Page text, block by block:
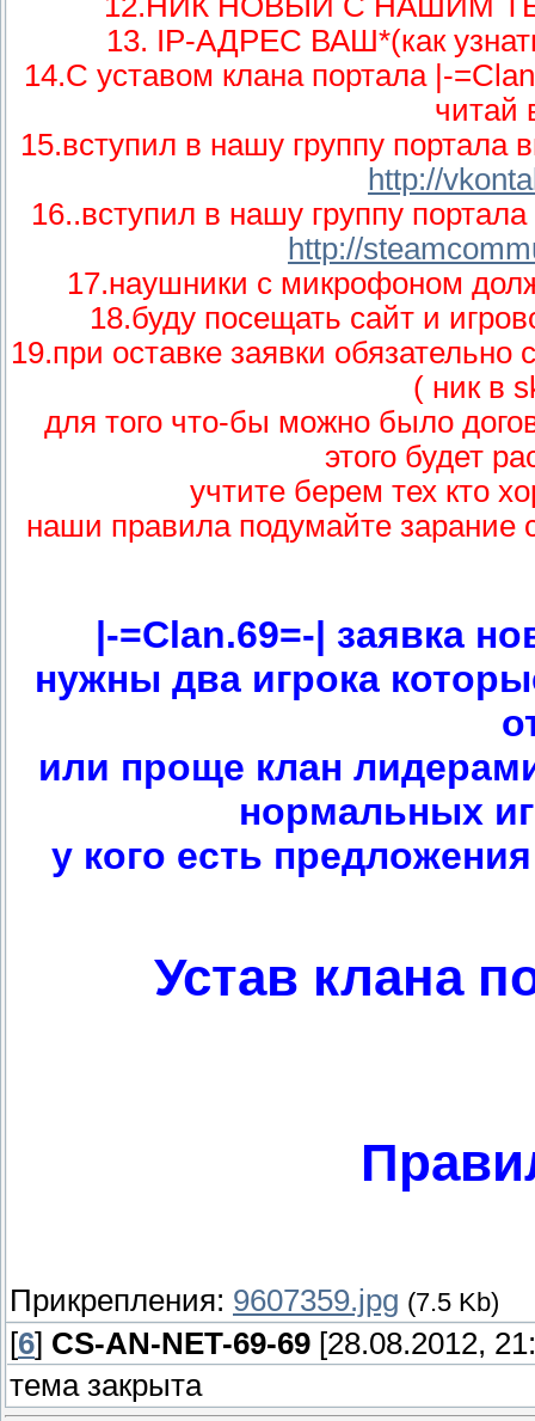
13. IP-АДРЕС ВАШ*(как
14.С уставом клана портала |-
читай
15.вступил в нашу группу портала
http://
16..вступил в нашу группу
http://
17.наушники с микрофоном
18.буду посещать сайт и
19.при оставке заявки
( ник в
для того что-бы можно было
этого будет
учтите берем тех кто
наши правила подумайте зарание
|-=Clan.69=-| заявка
нужны два игрока
или проще клан
нормальных
у кого есть
Устав клана
Прикрепления: 9607359.jpg (7.5 Kb)
[6] CS-AN-NET-69-69 [28.08.2012,
тема закрыта